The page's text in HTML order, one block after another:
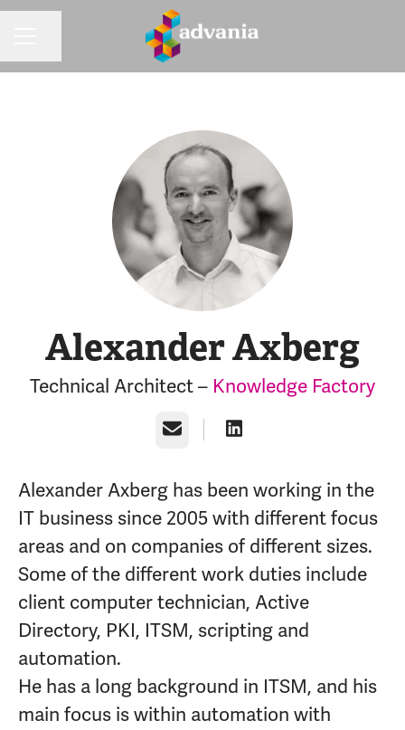
Alexander Axberg
Technical Architect – Knowledge Factory
E-post
Alexander Axberg has been working in the
IT business since 2005 with different focus
areas and on companies of different sizes.
Some of the different work duties include
client computer technician, Active
Directory, PKI, ITSM, scripting and
automation.
He has a long background in ITSM, and his
main focus is within automation with